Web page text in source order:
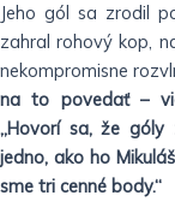
Jeho gól sa zrodil
zahral rohový kop,
nekompromisne
na to povedať –
„Hovorí sa, že góly
jedno, ako ho
sme tri cenné body.“